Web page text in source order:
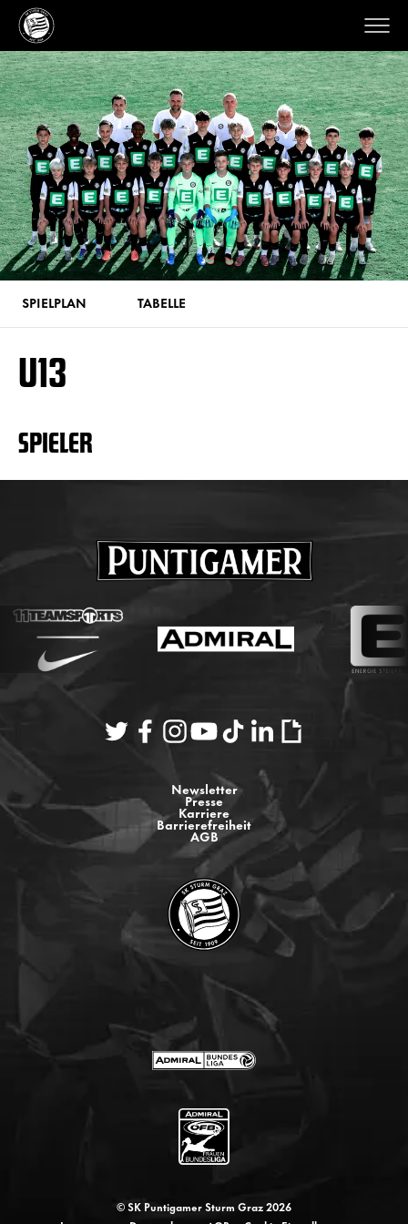
SPIELPLAN TABELLE
U13
SPIELER
Newsletter
Presse
Karriere
Barrierefreiheit
AGB
© SK Puntigamer Sturm Graz 2026